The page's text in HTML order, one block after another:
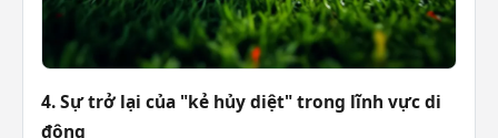
4. Sự trở lại của "kẻ hủy diệt" trong lĩnh vực di
động